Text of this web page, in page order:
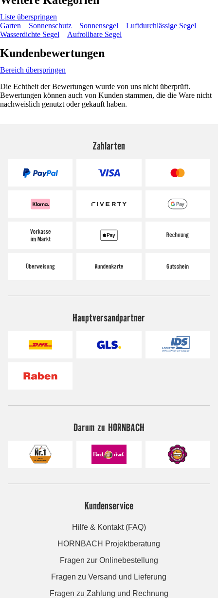
Liste überspringen
Garten
Sonnenschutz Sonnensegel
Luftdurchlässige Segel
Wasserdichte Segel
Aufrollbare Segel
Kundenbewertungen
Bereich überspringen
Die Echtheit der Bewertungen wurde von uns nicht überprüft.
Bewertungen können auch von Kunden stammen, die die Ware nicht
nachweislich genutzt oder gekauft haben.
Zahlarten
Hauptversandpartner
Darum zu HORNBACH
Kundenservice
Hilfe & Kontakt (FAQ)
HORNBACH Projektberatung
Fragen zur Onlinebestellung
Fragen zu Versand und Lieferung
Fragen zu Zahlung und Rechnung